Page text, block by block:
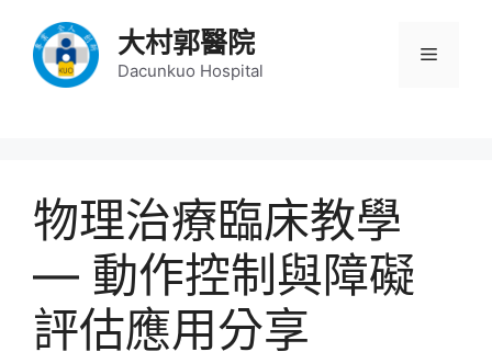
大村郭醫院
Dacunkuo Hospital
物理治療臨床教學
— 動作控制與障礙
評估應用分享